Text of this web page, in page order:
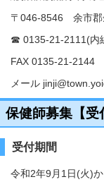
〒046-8546 余市郡
☎ 0135-21-2111(内
FAX 0135-21-2144
メール
保健師募集【受
受付期間
令和2年9月1日(火)